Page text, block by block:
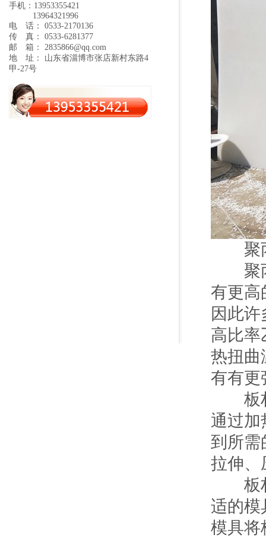
聚
聚丙
有更高
因此
高比率
热扭曲
有有更
板材
通过加
到所需
拉伸、
板材
适的模
模具将
手机：13953355421
13964321996
电 话： 0533-2170136
传 真： 0533-6281377
邮 箱： 2835866@qq.com
地 址： 山东省淄博市张店新村东路4
甲-27号